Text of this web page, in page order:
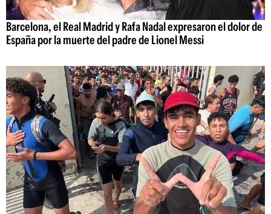
Barcelona, el Real Madrid y Rafa Nadal expresaron el dolor de
España por la muerte del padre de Lionel Messi